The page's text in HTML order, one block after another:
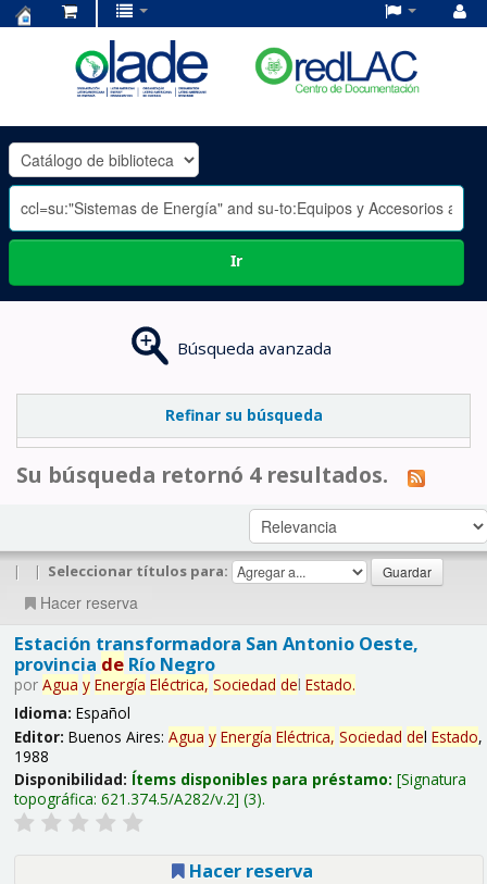
OLADE
-
Ir
Búsqueda avanzada
Refinar su búsqueda
Su búsqueda retornó 4 resultados.
| | Seleccionar títulos para:
Hacer reserva
Estación transformadora San Antonio Oeste,
provincia deRío Negro
por Agua y Energía Eléctrica, Sociedad del Estado.
Idioma: Español
Editor: Buenos Aires: Agua y Energía Eléctrica, Sociedad del Estado,
1988
Disponibilidad: Ítems disponibles para préstamo: Signatura
topográfica: 621.374.5/A282/v.2 (3).
Hacer reserva